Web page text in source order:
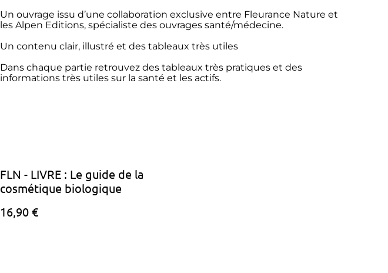
Un ouvrage issu d’une collaboration exclusive entre Fleurance Nature et
les Alpen Editions, spécialiste des ouvrages santé/médecine.
Un contenu clair, illustré et des tableaux très utiles
Dans chaque partie retrouvez des tableaux très pratiques et des
informations très utiles sur la santé et les actifs.
FLN - LIVRE : Le guide de la
cosmétique biologique
16,90 €